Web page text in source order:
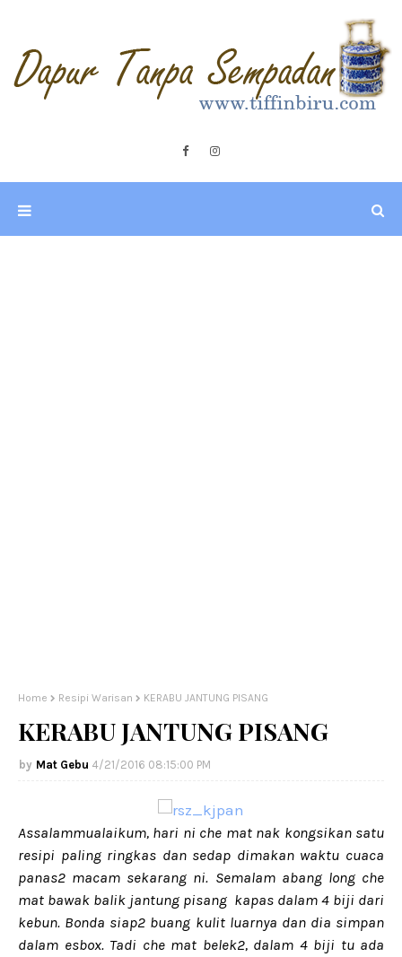
Home Resipi Warisan KERABU JANTUNG PISANG
KERABU JANTUNG PISANG
Mat Gebu 4/21/2016 08:15:00 PM
Assalammualaikum, hari ni che mat nak kongsikan satu
resipi paling ringkas dan sedap dimakan waktu cuaca
panas2 macam sekarang ni. Semalam abang long che
mat bawak balik jantung pisang kapas dalam 4 biji dari
kebun. Bonda siap2 buang kulit luarnya dan dia simpan
dalam esbox. Tadi che mat belek2, dalam 4 biji tu ada